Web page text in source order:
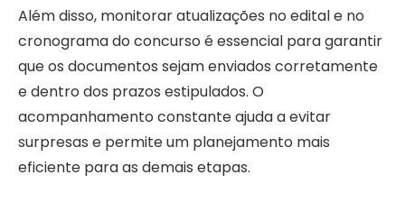
Além disso, monitorar atualizações no edital e no
cronograma do concurso é essencial para garantir
que os documentos sejam enviados corretamente
e dentro dos prazos estipulados. O
acompanhamento constante ajuda a evitar
surpresas e permite um planejamento mais
eficiente para as demais etapas.